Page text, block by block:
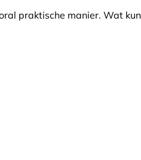
praktische manier. Wat